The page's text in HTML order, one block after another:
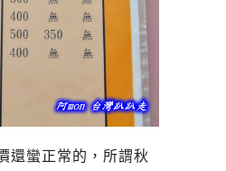
還蠻正常的，所謂秋